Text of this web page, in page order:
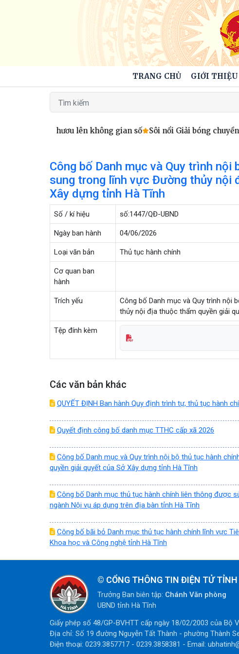
TRANG CHỦ GIỚI THIỆU
9X đưa nghề hươu lên không gian số Sôi nổi Giải bóng chuyền
Công bố Danh mục và Quy trình
sung trong lĩnh vực Đường thủy nội
Xây dựng tỉnh Hà Tĩnh
Số / kí hiệu số:1447/QĐ-UBND
Ngày ban hành 04/06/2026
Loại văn bản Thủ tục hành chính
Cơ quan ban
hành
Trích yếu
Công bố Danh mục và Quy trình
thủy nội địa thuộc thẩm quyền giải
Tệp đính kèm
Các văn bản khác
QUYẾT ĐỊNH Ban hành Quy định trình tự, thủ tục hành
Quyết định công bố danh mục TTHC cấp xã 2026
Công bố Danh mục và Quy trình nội bộ thủ tục hành
quyền giải quyết của Sở Xây dựng tỉnh Hà Tĩnh
Công bố Danh mục thủ tục hành chính liên thông được
ngành Nội vụ áp dụng trên địa bàn tỉnh Hà Tĩnh
Công bố bãi bỏ Danh mục thủ tục hành chính lĩnh vực
Khoa học và Công nghệ tỉnh Hà Tĩnh
© CỔNG THÔNG TIN ĐIỆN TỬ
Trưởng Ban biên tập: Chánh Văn phòng
UBND tỉnh Hà Tĩnh
Giấy phép số 48/GP-BVHTT cấp ngày 18/02/2003 của Bộ
Địa chỉ: Số 19 đường Nguyễn Tất Thành - phường Thành
Điện thoại: 0239.3857717 - 0239.3858381 - Email: